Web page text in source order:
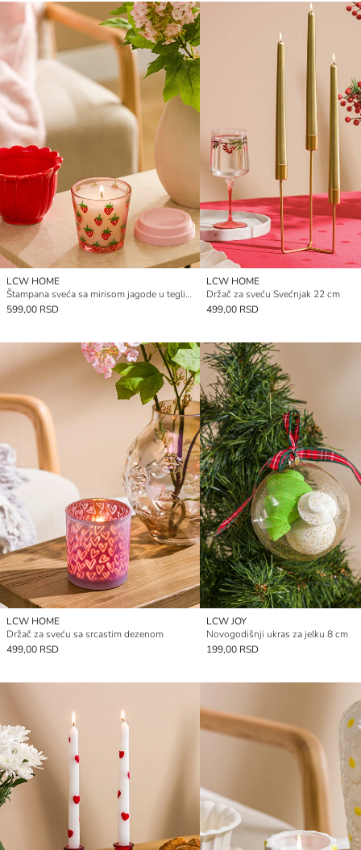
LCW HOME
Štampana sveća sa mirisom jagode u tegli 9 cm
599,00 RSD
LCW HOME
Držač za sveću Svećnjak 22 cm
499,00 RSD
LCW HOME
Držač za sveću sa srcastim dezenom
499,00 RSD
LCW JOY
Novogodišnji ukras za jelku 8 cm
199,00 RSD